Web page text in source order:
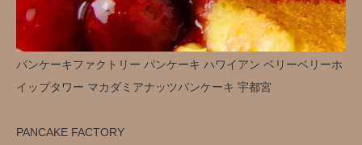
パンケーキファクトリー パンケーキ ハワイアン ベリーベリーホ
イップタワー マカダミアナッツパンケーキ 宇都宮
PANCAKE FACTORY